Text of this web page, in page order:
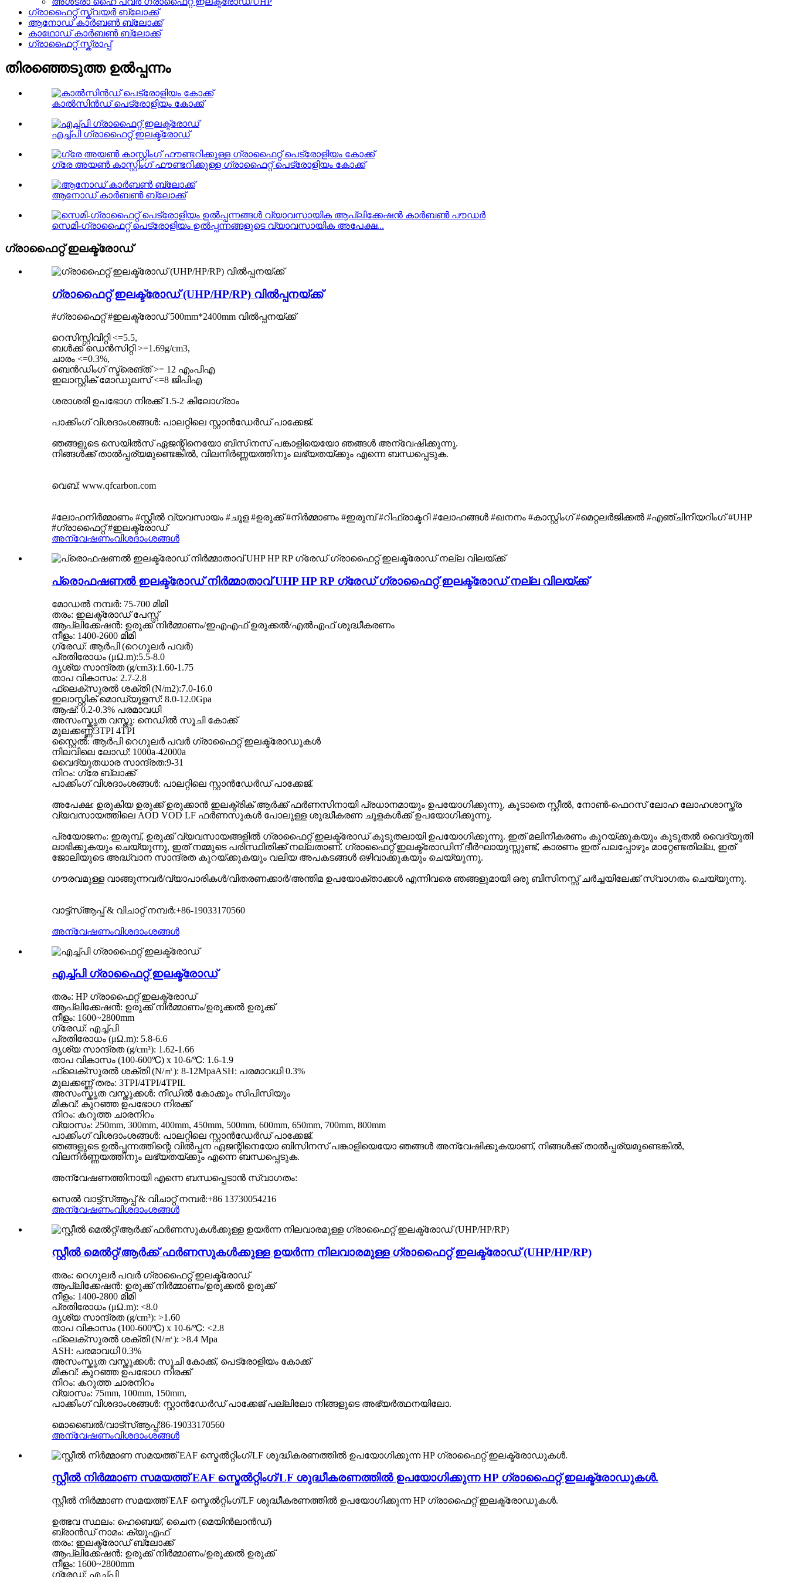
ഗ്രാഫൈറ്റ് സ്ക്വയർ ബ്ലോക്ക്
ആനോഡ് കാർബൺ ബ്ലോക്ക്
കാഥോഡ് കാർബൺ ബ്ലോക്ക്
ഗ്രാഫൈറ്റ് സ്ക്രാപ്പ്
തിരഞ്ഞെടുത്ത ഉൽപ്പന്നം
കാൽസിൻഡ് പെട്രോളിയം കോക്ക്
എച്ച്പി ഗ്രാഫൈറ്റ് ഇലക്ട്രോഡ്
ഗ്രേ അയൺ കാസ്റ്റിംഗ് ഫൗണ്ടറിക്കുള്ള ഗ്രാഫൈറ്റ് പെട്രോളിയം കോക്ക്
ആനോഡ് കാർബൺ ബ്ലോക്ക്
സെമി-ഗ്രാഫൈറ്റ് പെട്രോളിയം ഉൽപ്പന്നങ്ങളുടെ വ്യാവസായിക അപേക്ഷ...
ഗ്രാഫൈറ്റ് ഇലക്ട്രോഡ്
ഗ്രാഫൈറ്റ് ഇലക്ട്രോഡ് (UHP/HP/RP) വിൽപ്പനയ്ക്ക്
#ഗ്രാഫൈറ്റ് #ഇലക്ട്രോഡ് 500mm*2400mm വിൽപ്പനയ്ക്ക്
റെസിസ്റ്റിവിറ്റി <=5.5,
ബൾക്ക് ഡെൻസിറ്റി >=1.69g/cm3,
ചാരം <=0.3%,
ബെൻഡിംഗ് സ്ട്രെങ്ത് >= 12 എംപിഎ
ഇലാസ്റ്റിക് മോഡുലസ് <=8 ജിപിഎ
ശരാശരി ഉപഭോഗ നിരക്ക് 1.5-2 കിലോഗ്രാം
പാക്കിംഗ് വിശദാംശങ്ങൾ: പാലറ്റിലെ സ്റ്റാൻഡേർഡ് പാക്കേജ്.
ഞങ്ങളുടെ സെയിൽസ് ഏജന്റിനെയോ ബിസിനസ് പങ്കാളിയെയോ ഞങ്ങൾ അന്വേഷിക്കുന്നു.
നിങ്ങൾക്ക് താൽപ്പര്യമുണ്ടെങ്കിൽ, വിലനിർണ്ണയത്തിനും ലഭ്യതയ്ക്കും എന്നെ ബന്ധപ്പെടുക.
വെബ്: www.qfcarbon.com
#ലോഹനിർമ്മാണം #സ്റ്റീൽ വ്യവസായം #ചൂള #ഉരുക്ക് #നിർമ്മാണം #ഇരുമ്പ് #റിഫ്രാക്ടറി #ലോഹങ്ങൾ #ഖനനം #കാസ്റ്റിംഗ് #മെറ്റലർജിക്കൽ #എഞ്ചിനീയറിംഗ് #UHP
#ഗ്രാഫൈറ്റ് #ഇലക്ട്രോഡ്
അന്വേഷണംവിശദാംശങ്ങൾ
പ്രൊഫഷണൽ ഇലക്ട്രോഡ് നിർമ്മാതാവ് UHP HP RP ഗ്രേഡ് ഗ്രാഫൈറ്റ് ഇലക്ട്രോഡ് നല്ല വിലയ്ക്ക്
മോഡൽ നമ്പർ: 75-700 മിമി
തരം: ഇലക്ട്രോഡ് പേസ്റ്റ്
ആപ്ലിക്കേഷൻ: ഉരുക്ക് നിർമ്മാണം/ഇഎഎഫ് ഉരുക്കൽ/എൽഎഫ് ശുദ്ധീകരണം
നീളം: 1400-2600 മിമി
ഗ്രേഡ്: ആർ‌പി (റെഗുലർ പവർ)
പ്രതിരോധം (μΩ.m):5.5-8.0
ദൃശ്യ സാന്ദ്രത (g/cm3):1.60-1.75
താപ വികാസം: 2.7-2.8
ഫ്ലെക്സുരൽ ശക്തി (N/m2):7.0-16.0
ഇലാസ്റ്റിക് മൊഡ്യൂളസ്: 8.0-12.0Gpa
ആഷ്: 0.2-0.3% പരമാവധി
അസംസ്കൃത വസ്തു: നെഡിൽ സൂചി കോക്ക്
മുലക്കണ്ണ്:3TPI 4TPI
സ്റ്റൈൽ: ആർ‌പി റെഗുലർ പവർ ഗ്രാഫൈറ്റ് ഇലക്ട്രോഡുകൾ
നിലവിലെ ലോഡ്: 1000a-42000a
വൈദ്യുതധാര സാന്ദ്രത:9-31
നിറം: ഗ്രേ ബ്ലാക്ക്
പാക്കിംഗ് വിശദാംശങ്ങൾ: പാലറ്റിലെ സ്റ്റാൻഡേർഡ് പാക്കേജ്.
അപേക്ഷ: ഉരുകിയ ഉരുക്ക് ഉരുക്കാൻ ഇലക്ട്രിക് ആർക്ക് ഫർണസിനായി പ്രധാനമായും ഉപയോഗിക്കുന്നു, കൂടാതെ സ്റ്റീൽ, നോൺ-ഫെറസ് ലോഹ ലോഹശാസ്ത്ര
വ്യവസായത്തിലെ AOD VOD LF ഫർണസുകൾ പോലുള്ള ശുദ്ധീകരണ ചൂളകൾക്ക് ഉപയോഗിക്കുന്നു.
പ്രയോജനം: ഇരുമ്പ്, ഉരുക്ക് വ്യവസായങ്ങളിൽ ഗ്രാഫൈറ്റ് ഇലക്ട്രോഡ് കൂടുതലായി ഉപയോഗിക്കുന്നു. ഇത് മലിനീകരണം കുറയ്ക്കുകയും കൂടുതൽ വൈദ്യുതി
ലാഭിക്കുകയും ചെയ്യുന്നു, ഇത് നമ്മുടെ പരിസ്ഥിതിക്ക് നല്ലതാണ്. ഗ്രാഫൈറ്റ് ഇലക്ട്രോഡിന് ദീർഘായുസ്സുണ്ട്, കാരണം ഇത് പലപ്പോഴും മാറ്റേണ്ടതില്ല, ഇത്
ജോലിയുടെ അദ്ധ്വാന സാന്ദ്രത കുറയ്ക്കുകയും വലിയ അപകടങ്ങൾ ഒഴിവാക്കുകയും ചെയ്യുന്നു.
ഗൗരവമുള്ള വാങ്ങുന്നവർ/വ്യാപാരികൾ/വിതരണക്കാർ/അന്തിമ ഉപയോക്താക്കൾ എന്നിവരെ ഞങ്ങളുമായി ഒരു ബിസിനസ്സ് ചർച്ചയിലേക്ക് സ്വാഗതം ചെയ്യുന്നു.
വാട്ട്‌സ്ആപ്പ് & വിചാറ്റ് നമ്പർ:+86-19033170560
അന്വേഷണംവിശദാംശങ്ങൾ
എച്ച്പി ഗ്രാഫൈറ്റ് ഇലക്ട്രോഡ്
തരം: HP ഗ്രാഫൈറ്റ് ഇലക്ട്രോഡ്
ആപ്ലിക്കേഷൻ: ഉരുക്ക് നിർമ്മാണം/ഉരുക്കൽ ഉരുക്ക്
നീളം: 1600~2800mm
ഗ്രേഡ്: എച്ച്പി
പ്രതിരോധം (μΩ.m): 5.8-6.6
ദൃശ്യ സാന്ദ്രത (g/cm³): 1.62-1.66
താപ വികാസം (100-600℃) x 10-6/℃: 1.6-1.9
ഫ്ലെക്സുരൽ ശക്തി (N/㎡): 8-12MpaASH: പരമാവധി 0.3%
മുലക്കണ്ണ് തരം: 3TPI/4TPI/4TPIL
അസംസ്കൃത വസ്തുക്കൾ: നീഡിൽ കോക്കും സിപിസിയും
മികവ്: കുറഞ്ഞ ഉപഭോഗ നിരക്ക്
നിറം: കറുത്ത ചാരനിറം
വ്യാസം: 250mm, 300mm, 400mm, 450mm, 500mm, 600mm, 650mm, 700mm, 800mm
പാക്കിംഗ് വിശദാംശങ്ങൾ: പാലറ്റിലെ സ്റ്റാൻഡേർഡ് പാക്കേജ്.
ഞങ്ങളുടെ ഉൽപ്പന്നത്തിന്റെ വിൽപ്പന ഏജന്റിനെയോ ബിസിനസ് പങ്കാളിയെയോ ഞങ്ങൾ അന്വേഷിക്കുകയാണ്, നിങ്ങൾക്ക് താൽപ്പര്യമുണ്ടെങ്കിൽ,
വിലനിർണ്ണയത്തിനും ലഭ്യതയ്ക്കും എന്നെ ബന്ധപ്പെടുക.
അന്വേഷണത്തിനായി എന്നെ ബന്ധപ്പെടാൻ സ്വാഗതം:
സെൽ വാട്ട്‌സ്ആപ്പ് & വിചാറ്റ് നമ്പർ:+86 13730054216
അന്വേഷണംവിശദാംശങ്ങൾ
സ്റ്റീൽ മെൽറ്റ്/ആർക്ക് ഫർണസുകൾക്കുള്ള ഉയർന്ന നിലവാരമുള്ള ഗ്രാഫൈറ്റ് ഇലക്ട്രോഡ് (UHP/HP/RP)
തരം: റെഗുലർ പവർ ഗ്രാഫൈറ്റ് ഇലക്ട്രോഡ്
ആപ്ലിക്കേഷൻ: ഉരുക്ക് നിർമ്മാണം/ഉരുക്കൽ ഉരുക്ക്
നീളം: 1400-2800 മിമി
പ്രതിരോധം (μΩ.m): <8.0
ദൃശ്യ സാന്ദ്രത (g/cm³): >1.60
താപ വികാസം (100-600℃) x 10-6/℃: <2.8
ഫ്ലെക്സുരൽ ശക്തി (N/㎡): >8.4 Mpa
ASH: പരമാവധി 0.3%
അസംസ്കൃത വസ്തുക്കൾ: സൂചി കോക്ക്, പെട്രോളിയം കോക്ക്
മികവ്: കുറഞ്ഞ ഉപഭോഗ നിരക്ക്
നിറം: കറുത്ത ചാരനിറം
വ്യാസം: 75mm, 100mm, 150mm,
പാക്കിംഗ് വിശദാംശങ്ങൾ: സ്റ്റാൻ‌ഡേർഡ് പാക്കേജ് പല്ലിലോ നിങ്ങളുടെ അഭ്യർത്ഥനയിലോ.
മൊബൈൽ/വാട്‌സ്ആപ്പ്:86-19033170560
അന്വേഷണംവിശദാംശങ്ങൾ
സ്റ്റീൽ നിർമ്മാണ സമയത്ത് EAF സ്മെൽറ്റിംഗ്/LF ശുദ്ധീകരണത്തിൽ ഉപയോഗിക്കുന്ന HP ഗ്രാഫൈറ്റ് ഇലക്ട്രോഡുകൾ.
സ്റ്റീൽ നിർമ്മാണ സമയത്ത് EAF സ്മെൽറ്റിംഗ്/LF ശുദ്ധീകരണത്തിൽ ഉപയോഗിക്കുന്ന HP ഗ്രാഫൈറ്റ് ഇലക്ട്രോഡുകൾ.
ഉത്ഭവ സ്ഥലം: ഹെബെയ്, ചൈന (മെയിൻലാൻഡ്)
ബ്രാൻഡ് നാമം: ക്യുഎഫ്
തരം: ഇലക്ട്രോഡ് ബ്ലോക്ക്
ആപ്ലിക്കേഷൻ: ഉരുക്ക് നിർമ്മാണം/ഉരുക്കൽ ഉരുക്ക്
നീളം: 1600~2800mm
ഗ്രേഡ്: എച്ച്പി